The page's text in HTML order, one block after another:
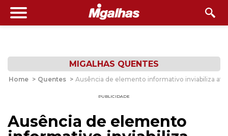
MIGALHAS QUENTES
Home > Quentes > Ausência de elemento informativo inviabiliza
PUBLICIDADE
Ausência de elemento